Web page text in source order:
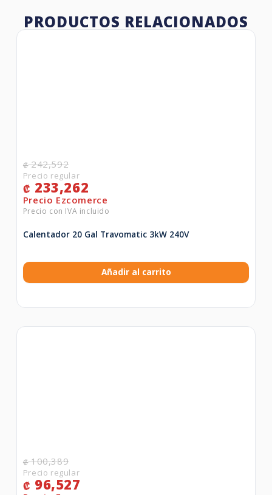
PRODUCTOS RELACIONADOS
₡242,592
₡ 233,262
Calentador 20 Gal Travomatic 3kW 240V
Añadir al carrito
₡100,389
₡ 96,527